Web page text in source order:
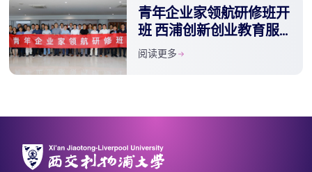
青年企业家领航研修班开
班 西浦创新创业教育服
务社区
阅读更多